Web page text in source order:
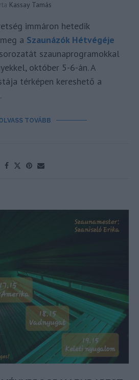
Kassay Tamás
immáron hetedik
a Szaunázók Hétvégéje
szaunaprogramokkal
október 5-6-án. A
térképen kereshető a
TOVÁBB